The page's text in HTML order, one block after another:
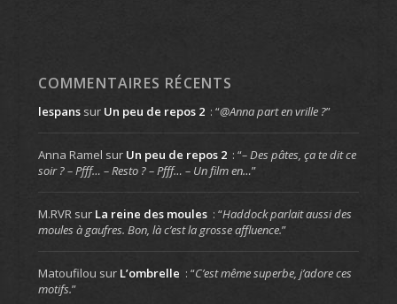
COMMENTAIRES RÉCENTS
lespanssur Un peu de repos 2 : “@Anna part en vrille ?”
Anna Ramel sur Un peu de repos 2 : “– Des pâtes, ça te dit ce
soir ? – Pfff… – Resto ? – Pfff… – Un film en…”
M.RVRsur La reine des moules : “Haddock parlait aussi des
moules à gaufres. Bon, là c’est la grosse affluence.”
Matoufilou sur L’ombrelle : “C’est même superbe, j’adore ces
motifs.”